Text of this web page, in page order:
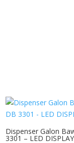
Dispenser Galon
3301 – LED DISPLAY